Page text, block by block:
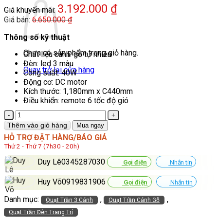
Chưa có sản phẩm trong giỏ hàng.
Quay trở lại cửa hàng
Giá khuyến mãi: 3.192.000 ₫
Giá bán: 6.650.000₫
Thông số kỹ thuật
Chất liệu cánh: gỗ tự nhiên
Đèn: led 3 màu
Công suất: 40W
Động cơ: DC motor
Kích thước: 1,180mm x C440mm
Điều khiển: remote 6 tốc độ gió
Quạt
Trần
Trang
Trí
Phòng
Khách
Cánh
Gỗ
QViFa-
60
số
lượng
Thêm vào giỏ hàng Mua ngay
HỖ TRỢ ĐẶT HÀNG/BÁO GIÁ
Thứ 2 - Thứ 7 (7h30 - 20h)
Duy Lê0345287030 Gọi điện Nhắn tin
Huy Võ0919831906 Gọi điện Nhắn tin
Danh mục: Quạt Trần 3 Cánh , Quạt Trần Cánh Gỗ ,
Quạt Trần Đèn Trang Trí